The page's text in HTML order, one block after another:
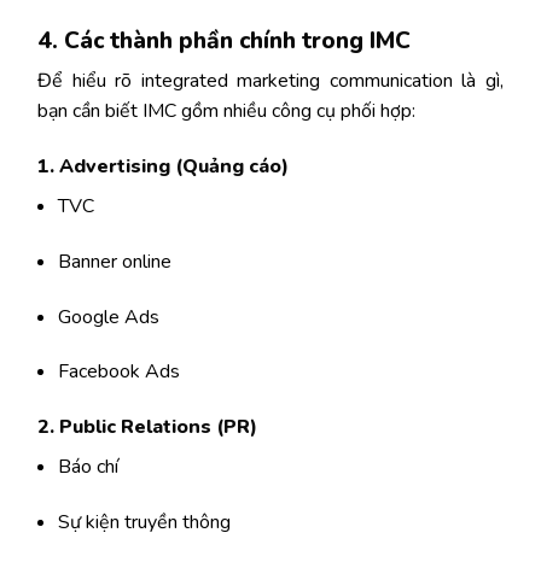
4. Các thành phần chính trong IMC
Để hiểu rõ integrated marketing communication là gì,
bạn cần biết IMC gồm nhiều công cụ phối hợp:
1. Advertising (Quảng cáo)
TVC
Banner online
Google Ads
Facebook Ads
2. Public Relations (PR)
Báo chí
Sự kiện truyền thông